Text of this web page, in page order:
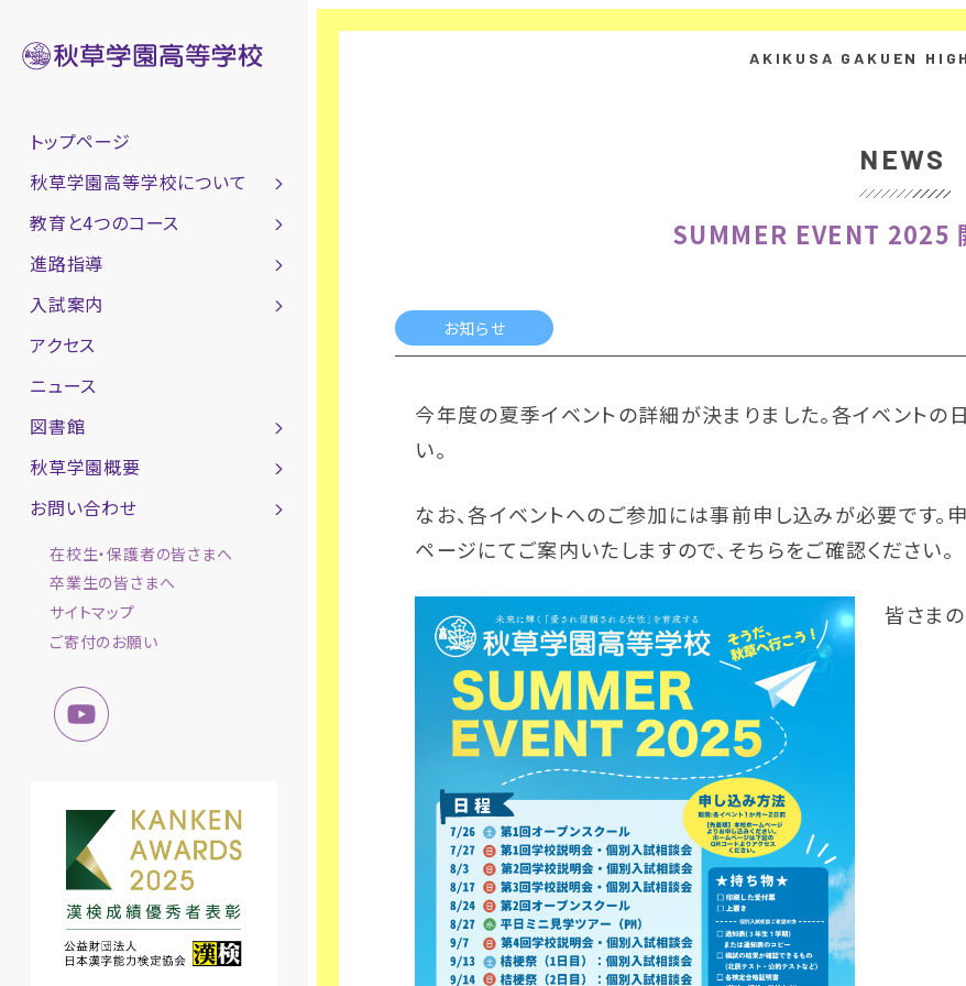
トップページ
秋草学園高等学校について
教育と4つのコース
進路指導
入試案内
アクセス
ニュース
図書館
秋草学園概要
お問い合わせ
在校生・保護者の皆さまへ
卒業生の皆さまへ
サイトマップ
ご寄付のお願い
NEWS
SUMMER EVENT 2025
お知らせ
今年度の夏季イベントの詳細が決まりました。各イベントの
い。
なお、各イベントへのご参加には事前申し込みが必要です。
ページにてご案内いたしますので、そちらをご確認ください。
皆さま